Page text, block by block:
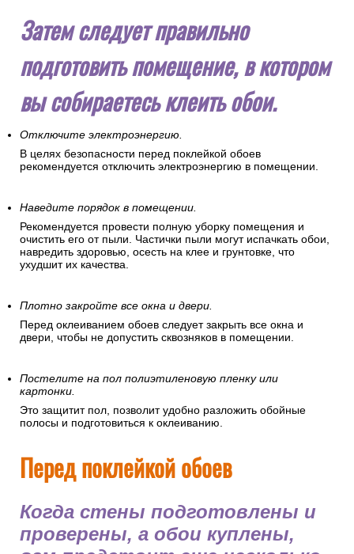
Затем следует правильно
подготовить помещение, в котором
вы собираетесь клеить обои.
Отключите электроэнергию.
В целях безопасности перед поклейкой обоев
рекомендуется отключить электроэнергию в помещении.
Наведите порядок в помещении.
Рекомендуется провести полную уборку помещения и
очистить его от пыли. Частички пыли могут испачкать обои,
навредить здоровью, осесть на клее и грунтовке, что
ухудшит их качества.
Плотно закройте все окна и двери.
Перед оклеиванием обоев следует закрыть все окна и
двери, чтобы не допустить сквозняков в помещении.
Постелите на пол полиэтиленовую пленку или
картонки.
Это защитит пол, позволит удобно разложить обойные
полосы и подготовиться к оклеиванию.
Перед поклейкой обоев
Когда стены подготовлены и
проверены, а обои куплены,